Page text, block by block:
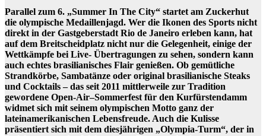
Parallel zum 6. „Summer In The City“ startet am Zuckerhut
die olympische Medaillenjagd. Wer die Ikonen des Sports nicht
direkt in der Gastgeberstadt Rio de Janeiro erleben kann, hat
auf dem Breitscheidplatz nicht nur die Gelegenheit, einige der
Wettkämpfe bei Live- Übertragungen zu sehen, sondern kann
auch echtes brasilianisches Flair genießen. Ob gemütliche
Strandkörbe, Sambatänze oder original brasilianische Steaks
und Cocktails – das seit 2011 mittlerweile zur Tradition
gewordene Open-Air–Sommerfest für den Kurfürstendamm
widmet sich mit seinem olympischen Motto ganz der
lateinamerikanischen Lebensfreude. Auch die Kulisse
präsentiert sich mit dem diesjährigen „Olympia-Turm“, der in